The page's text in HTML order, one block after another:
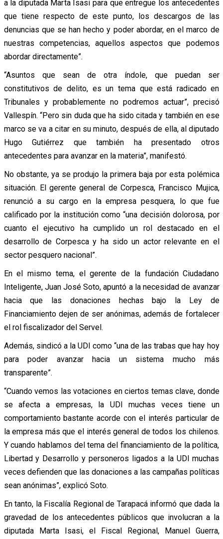
a la diputada Marta Isasi para que entregue los antecedentes
que tiene respecto de este punto, los descargos de las
denuncias que se han hecho y poder abordar, en el marco de
nuestras competencias, aquellos aspectos que podemos
abordar directamente”.
“Asuntos que sean de otra índole, que puedan ser
constitutivos de delito, es un tema que está radicado en
Tribunales y probablemente no podremos actuar”, precisó
Vallespín. “Pero sin duda que ha sido citada y también en ese
marco se va a citar en su minuto, después de ella, al diputado
Hugo Gutiérrez que también ha presentado otros
antecedentes para avanzar en la materia”, manifestó.
No obstante, ya se produjo la primera baja por esta polémica
situación. El gerente general de Corpesca, Francisco Mujica,
renunció a su cargo en la empresa pesquera, lo que fue
calificado por la institución como “una decisión dolorosa, por
cuanto el ejecutivo ha cumplido un rol destacado en el
desarrollo de Corpesca y ha sido un actor relevante en el
sector pesquero nacional”.
En el mismo tema, el gerente de la fundación Ciudadano
Inteligente, Juan José Soto, apuntó a la necesidad de avanzar
hacia que las donaciones hechas bajo la Ley de
Financiamiento dejen de ser anónimas, además de fortalecer
el rol fiscalizador del Servel.
Además, sindicó a la UDI como “una de las trabas que hay hoy
para poder avanzar hacia un sistema mucho más
transparente”.
“Cuando vemos las votaciones en ciertos temas clave, donde
se afecta a empresas, la UDI muchas veces tiene un
comportamiento bastante acorde con el interés particular de
la empresa más que el interés general de todos los chilenos.
Y cuando hablamos del tema del financiamiento de la política,
Libertad y Desarrollo y personeros ligados a la UDI muchas
veces defienden que las donaciones a las campañas políticas
sean anónimas”, explicó Soto.
En tanto, la Fiscalía Regional de Tarapacá informó que dada la
gravedad de los antecedentes públicos que involucran a la
diputada Marta Isasi, el Fiscal Regional, Manuel Guerra,